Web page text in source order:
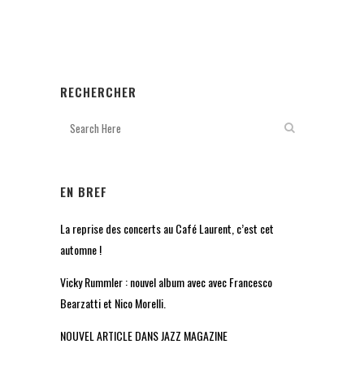
RECHERCHER
EN BREF
La reprise des concerts au Café Laurent, c’est cet
automne !
Vicky Rummler : nouvel album avec avec Francesco
Bearzatti et Nico Morelli.
NOUVEL ARTICLE DANS JAZZ MAGAZINE